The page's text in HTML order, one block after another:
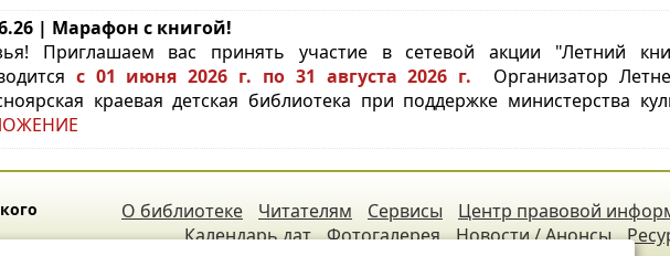
| Марафон с книгой!
Приглашаем вас принять участие в сетевой акции "Летний
с 01 июня 2026 г. по 31 августа 2026 г. Организатор
краевая детская библиотека при поддержке министерства
О библиотеке Читателям Сервисы Центр правовой
Календарь дат
Фотогалерея Новости / Анонсы